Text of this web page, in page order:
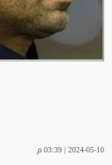
2024-05-10 | 03:39 م